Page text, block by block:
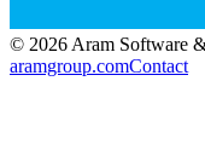
© 2026 Aram Software
aramgroup.comContact